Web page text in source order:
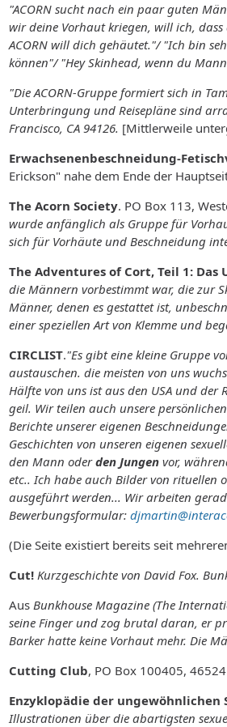
"ACORN sucht nach ein paar guten
wir deine Vorhaut kriegen, will ich,
ACORN will dich gehäutet."/ "Ich bin
können"/ "Hey Skinhead, wenn du
"Die ACORN-Gruppe formiert sich in
Unterbringung und Reisepläne sind
Francisco, CA 94126. [Mittlerweile
Erwachsenenbeschneidung-
Erickson" nahe dem Ende der
The Acorn Society. PO Box 113,
wurde anfänglich als Gruppe für
sich für Vorhäute und Beschneidung
The Adventures of Cort, Teil 1: Das
die Männern vorbestimmt war, die zur
Männer, denen es gestattet ist,
einer speziellen Art von Klemme und
CIRCLIST."Es gibt eine kleine Gruppe
austauschen. die meisten von uns
Hälfte von uns ist aus den USA und der
geil. Wir teilen auch unsere
Berichte unserer eigenen
Geschichten von unseren eigenen
den Mann oderden Jungen vor,
etc.. Ich habe auch Bilder von rituellen
ausgeführt werden... Wir arbeiten
Bewerbungsformular:
(Die Seite existiert bereits seit
Cut! Kurzgeschichte von David Fox.
Aus Bunkhouse Magazine (The
seine Finger und zog brutal daran, er
Barker hatte keine Vorhaut mehr. Die
Cutting Club, PO Box 100405,
Enzyklopädie der ungewöhnlichen
Illustrationen über die abartigsten